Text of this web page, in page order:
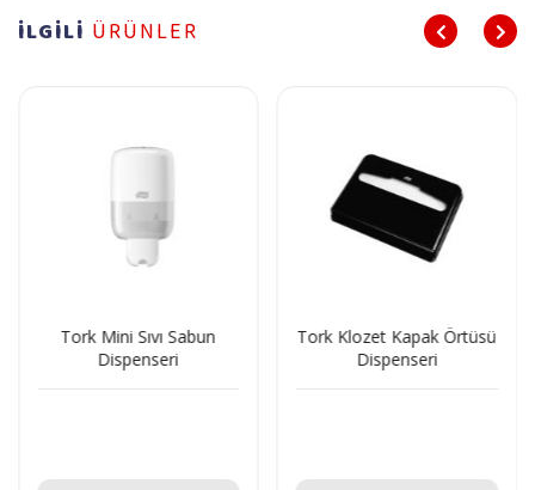
İLGİLİ ÜRÜNLER
Tork Mini Sıvı Sabun
Dispenseri
Tork Klozet Kapak Örtüsü
Dispenseri